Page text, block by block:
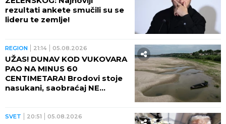
rezultati ankete smučili su se
lideru te zemlje!
REGION 21:14 05.08.2026
UŽAS! DUNAV KOD VUKOVARA
PAO NA MINUS 60
CENTIMETARA! Brodovi stoje
nasukani, saobraćaj NE
SVET 20:51 05.08.2026